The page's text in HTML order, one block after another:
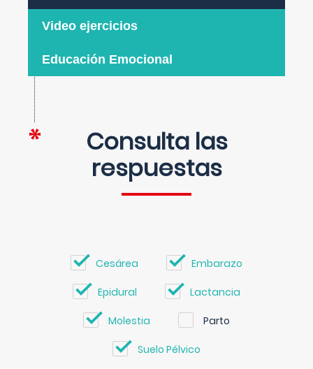
Video ejercicios
Educación Emocional
Consulta las
respuestas
Cesárea Embarazo
Epidural Lactancia
Molestia Parto
Suelo Pélvico